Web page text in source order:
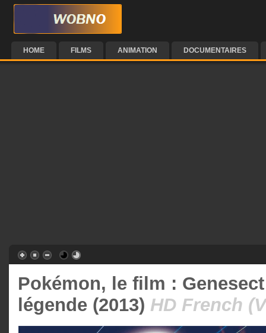
HOME FILMS ANIMATION DOCUMENTAIRES
Pokémon, le film :
légende (2013) HD French